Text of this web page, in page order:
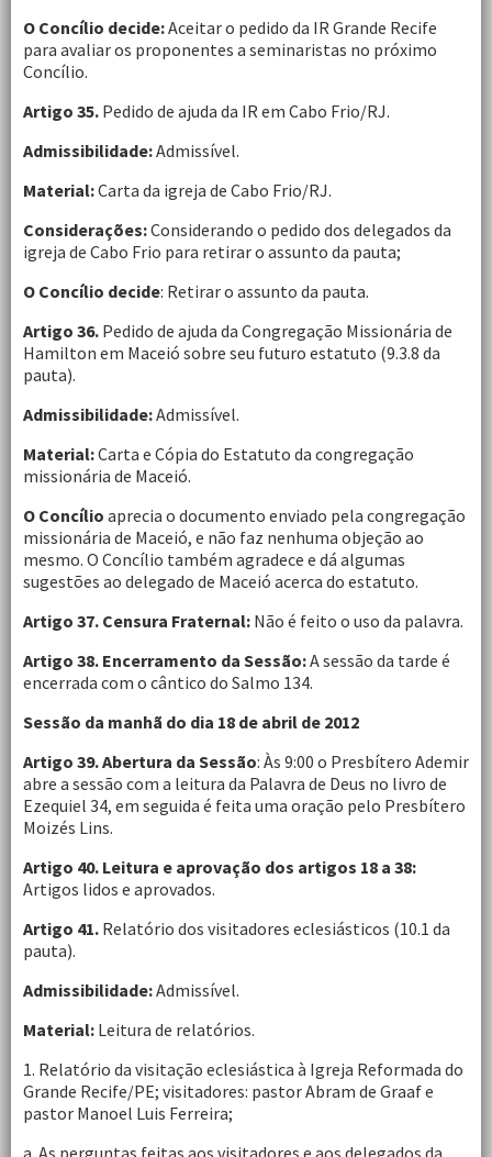
O Concílio decide:Aceitar o pedido da IR Grande Recife
para avaliar os proponentes a seminaristas no próximo
Concílio.
Artigo 35. Pedido de ajuda da IR em Cabo Frio/RJ.
Admissibilidade:Admissível.
Material:Carta da igreja de Cabo Frio/RJ.
Considerações:Considerando o pedido dos delegados da
igreja de Cabo Frio para retirar o assunto da pauta;
O Concílio decide: Retirar o assunto da pauta.
Artigo 36. Pedido de ajuda da Congregação Missionária de
Hamilton em Maceió sobre seu futuro estatuto (9.3.8 da
pauta).
Admissibilidade:Admissível.
Material:Carta e Cópia do Estatuto da congregação
missionária de Maceió.
O Concílio aprecia o documento enviado pela congregação
missionária de Maceió, e não faz nenhuma objeção ao
mesmo. O Concílio também agradece e dá algumas
sugestões ao delegado de Maceió acerca do estatuto.
Artigo 37. Censura Fraternal: Não é feito o uso da palavra.
Artigo 38. Encerramento da Sessão:A sessão da tarde é
encerrada com o cântico do Salmo 134.
Sessão da manhã do dia 18 de abril de 2012
Artigo 39. Abertura da Sessão: Às 9:00 o Presbítero Ademir
abre a sessão com a leitura da Palavra de Deus no livro de
Ezequiel 34, em seguida é feita uma oração pelo Presbítero
Moizés Lins.
Artigo 40. Leitura e aprovação dos artigos 18 a 38:
Artigos lidos e aprovados.
Artigo 41. Relatório dos visitadores eclesiásticos (10.1 da
pauta).
Admissibilidade:Admissível.
Material: Leitura de relatórios.
1. Relatório da visitação eclesiástica à Igreja Reformada do
Grande Recife/PE; visitadores: pastor Abram de Graaf e
pastor Manoel Luis Ferreira;
a. As perguntas feitas aos visitadores e aos delegados da